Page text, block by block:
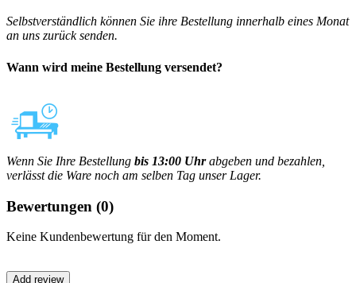
Selbstverständlich können Sie ihre Bestellung innerhalb eines Monat
an uns zurück senden.
Wann wird meine Bestellung versendet?
Wenn Sie Ihre Bestellung bis 13:00 Uhrabgeben und bezahlen,
verlässt die Ware noch am selben Tag unser Lager.
Bewertungen (0)
Keine Kundenbewertung für den Moment.